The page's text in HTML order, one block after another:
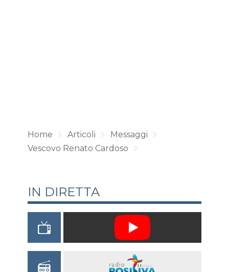
Home Articoli
Messaggi
Vescovo Renato Cardoso
IN DIRETTA